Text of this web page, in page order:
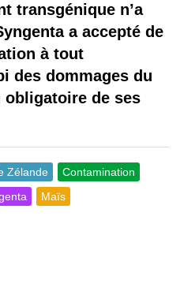
transgénique n’a
a accepté de
à tout
des dommages du
de ses
Zélande
Contamination
Maïs